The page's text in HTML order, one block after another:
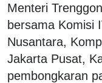
Menteri
bersama Komisi
Nusantara,
Jakarta Pusat,
pembongkaran